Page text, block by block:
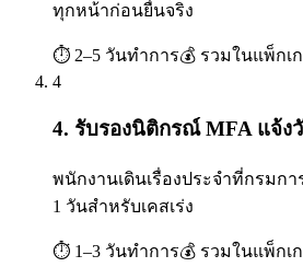
ทุกหน้าก่อนยื่นจริง
⏱ 2–5 วันทำการ💰 รวมในแพ็กเ
4
4. รับรองนิติกรณ์ MFA แจ้ง
พนักงานเดินเรื่องประจำที่กรมก
1 วันสำหรับเคสเร่ง
⏱ 1–3 วันทำการ💰 รวมในแพ็กเ